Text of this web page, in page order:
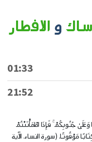
و الافطار
01:33
21:52
وَعَلَىٰ جُنُوبِكُمْ ۚ فَإِذَا اطْمَأْنَنْتُمْ
مَوْقُوتًا. (سورة النساء. الآية